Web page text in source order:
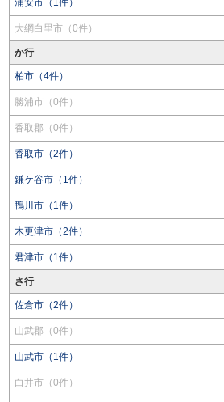
浦安市（1件）
大網白里市（0件）
か行
柏市（4件）
勝浦市（0件）
香取郡（0件）
香取市（2件）
鎌ケ谷市（1件）
鴨川市（1件）
木更津市（2件）
君津市（1件）
さ行
佐倉市（2件）
山武郡（0件）
山武市（1件）
白井市（0件）